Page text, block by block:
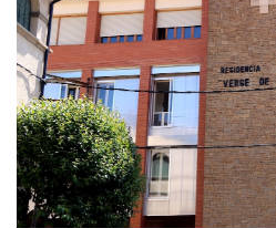
Lo
més
llegit...
Editorial